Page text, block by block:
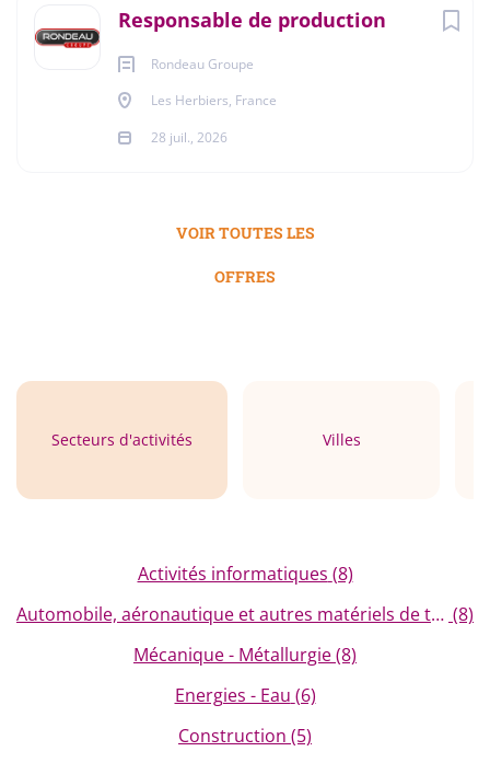
Responsable de production
Rondeau Groupe
Les Herbiers, France
28 juil., 2026
VOIR TOUTES LES
OFFRES
Secteurs d'activités Villes
Activités informatiques (8)
Automobile, aéronautique et autres matériels de
(8)
Mécanique - Métallurgie(8)
Energies - Eau (6)
Construction (5)